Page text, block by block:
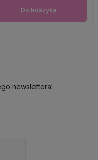
Do koszyka
newslettera!